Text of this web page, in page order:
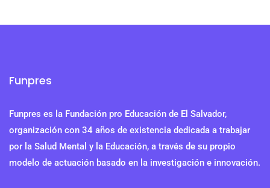
Funpres
Funpres es la Fundación pro Educación de El Salvador,
organización con 34 años de existencia dedicada a trabajar
por la Salud Mental y la Educación, a través de su propio
modelo de actuación basado en la investigación e innovación.